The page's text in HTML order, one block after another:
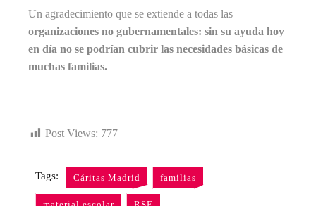
Un agradecimiento que se extiende a todas las
organizaciones no gubernamentales: sin su ayuda hoy
en día no se podrían cubrir las necesidades básicas de
muchas familias.
Post Views: 777
Tags: Cáritas Madrid familias